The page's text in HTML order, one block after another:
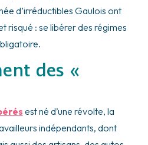
d’irréductibles Gaulois ont
risqué : se libérer des régimes
des «
est né d’une révolte, la
indépendants, dont